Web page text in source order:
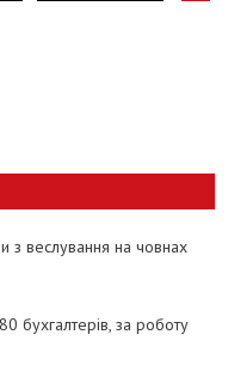
з веслування на човнах
бухгалтерів, за роботу